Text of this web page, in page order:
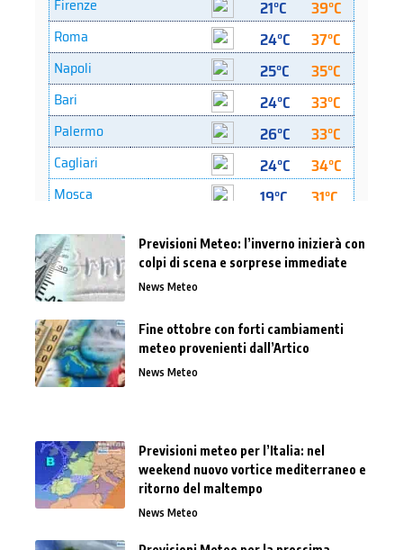
Previsioni Meteo: l’inverno inizierà con
colpi di scena e sorprese immediate
News Meteo
Fine ottobre con forti cambiamenti
meteo provenienti dall’Artico
News Meteo
Previsioni meteo per l’Italia: nel
weekend nuovo vortice mediterraneo e
ritorno del maltempo
News Meteo